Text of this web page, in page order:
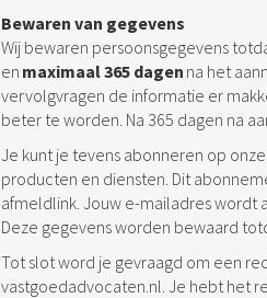
Bewaren van gegevens
Wij bewaren persoonsgegevens
en maximaal 365 dagen na het
vervolgvragen de informatie er
beter te worden. Na 365 dagen na
Je kunt je tevens abonneren op
producten en diensten. Dit
afmeldlink. Jouw e-mailadres wordt
Deze gegevens worden bewaard
Tot slot word je gevraagd om een
vastgoedadvocaten.nl. Je hebt het